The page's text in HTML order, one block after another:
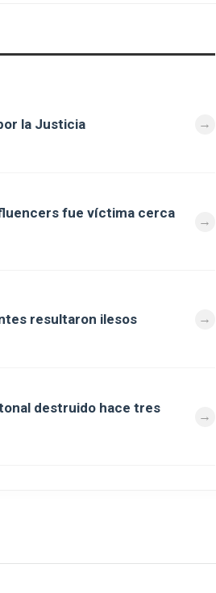
la Justicia
fue víctima cerca
resultaron ilesos
destruido hace tres